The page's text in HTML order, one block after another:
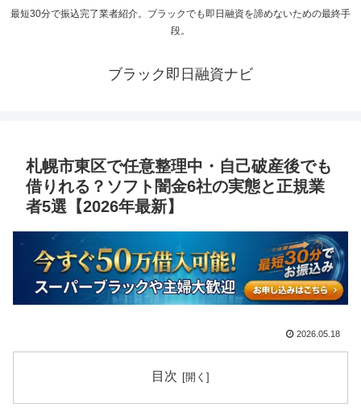
最短30分で振込完了業者紹介。ブラックでも即日融資を諦めないための最終手
段。
ブラック即日融資ナビ
札幌市東区で任意整理中・自己破産後でも
借りれる？ソフト闇金6社の実態と正規業
者5選【2026年最新】
2026.05.18
目次